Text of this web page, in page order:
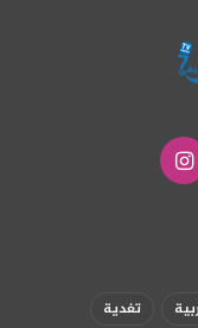
انستقرام
تغدية